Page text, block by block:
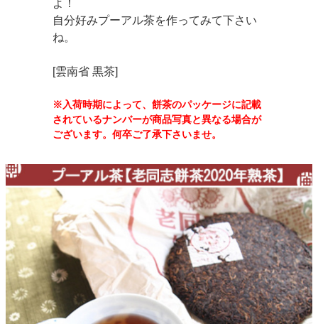
よ！
自分好みプーアル茶を作ってみて下さい
ね。
[雲南省 黒茶]
※入荷時期によって、餅茶のパッケージに記載
されているナンバーが商品写真と異なる場合が
ございます。何卒ご了承下さいませ。